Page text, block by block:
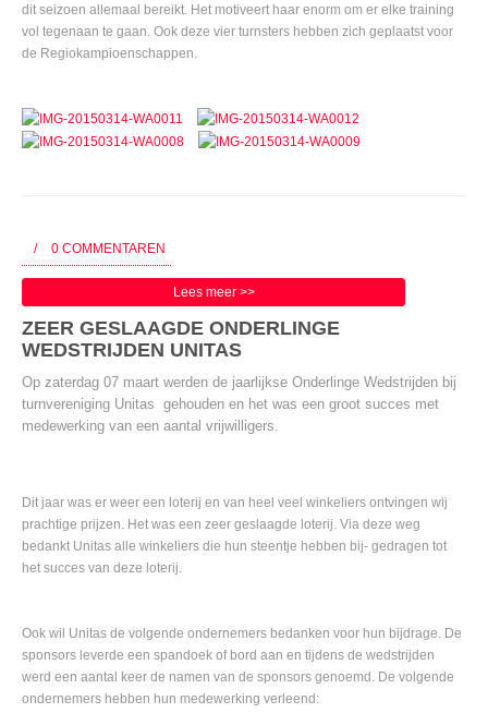
dit seizoen allemaal bereikt. Het motiveert haar enorm om er elke training
vol tegenaan te gaan. Ook deze vier turnsters hebben zich geplaatst voor
de Regiokampioenschappen.
/ 0 COMMENTAREN
Lees meer >>
ZEER GESLAAGDE ONDERLINGE
WEDSTRIJDEN UNITAS
Op zaterdag 07 maart werden de jaarlijkse Onderlinge Wedstrijden bij
turnvereniging Unitas gehouden en het was een groot succes met
medewerking van een aantal vrijwilligers.
Dit jaar was er weer een loterij en van heel veel winkeliers ontvingen wij
prachtige prijzen. Het was een zeer geslaagde loterij. Via deze weg
bedankt Unitas alle winkeliers die hun steentje hebben bij- gedragen tot
het succes van deze loterij.
Ook wil Unitas de volgende ondernemers bedanken voor hun bijdrage. De
sponsors leverde een spandoek of bord aan en tijdens de wedstrijden
werd een aantal keer de namen van de sponsors genoemd. De volgende
ondernemers hebben hun medewerking verleend: